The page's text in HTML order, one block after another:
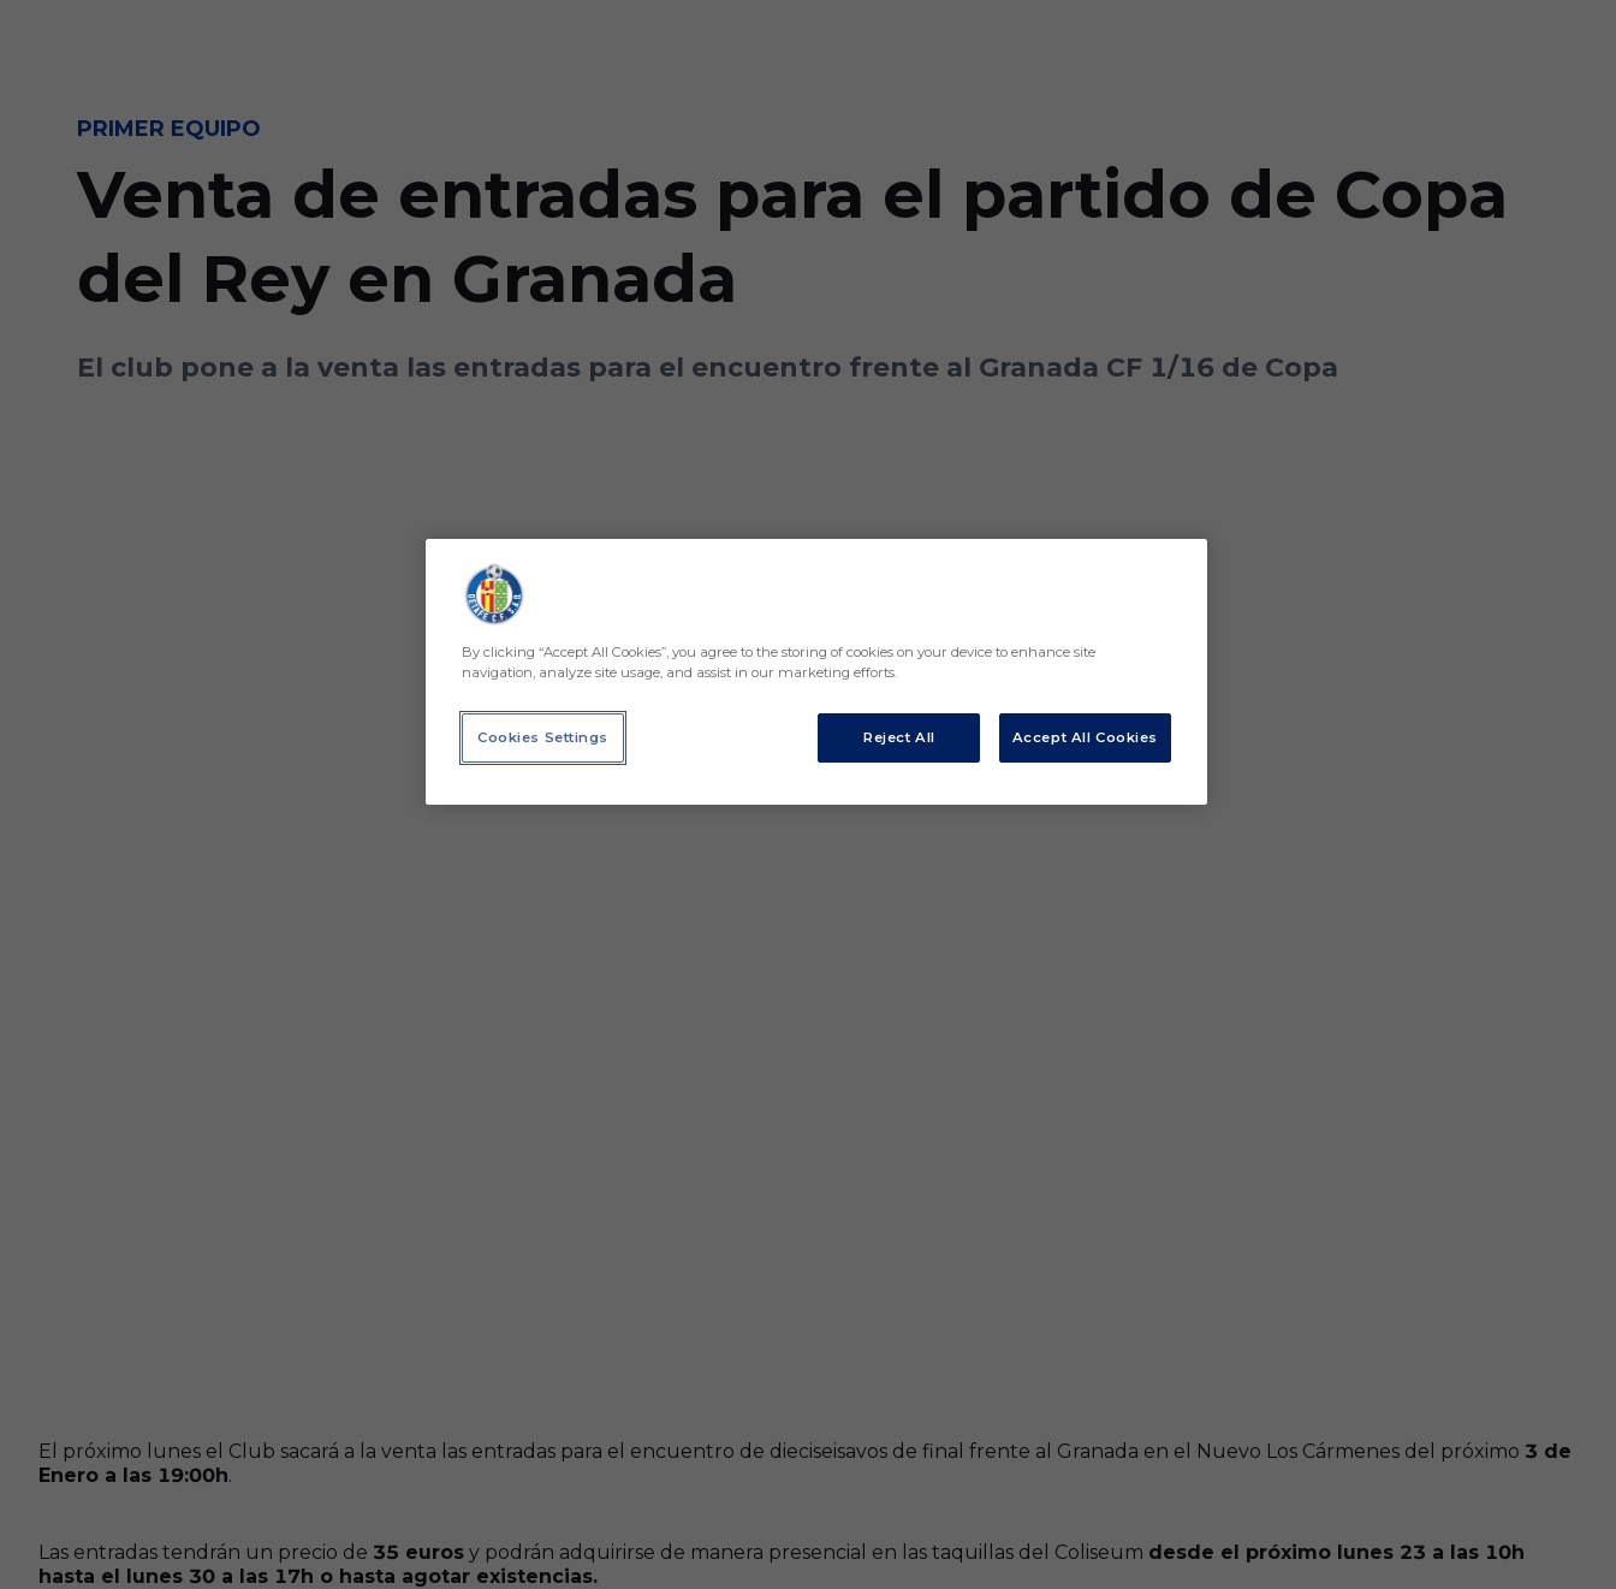
PRIMER EQUIPO
Venta de entradas para el partido de Copa
del Rey en Granada
El club pone a la venta las entradas para el encuentro frente al Granada CF 1/16 de Copa
El próximo lunes el Club sacará a la venta las entradas para el encuentro de dieciseisavos de final frente al Granada en el Nuevo Los Cármenes del próximo 3 de
Enero a las 19:00h.
Las entradas tendrán un precio de 35 euros y podrán adquirirse de manera presencial en las taquillas del Coliseum desde el próximo lunes 23 a las 10h
hasta el lunes 30 a las 17h o hasta agotar existencias.
By clicking “Accept All Cookies”, you agree to the storing of cookies on your device to enhance site
navigation, analyze site usage, and assist in our marketing efforts.
Reject All Accept All Cookies
Cookies Settings